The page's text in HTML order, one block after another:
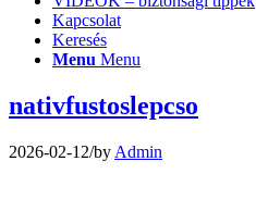
Kapcsolat
Keresés
Menu Menu
nativfustoslepcso
2026-02-12/by Admin